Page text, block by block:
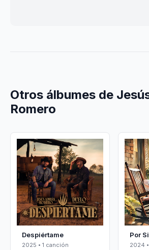
Otros álbumes de
Romero
Despiértame
2025 • 1 canción
Por
2024